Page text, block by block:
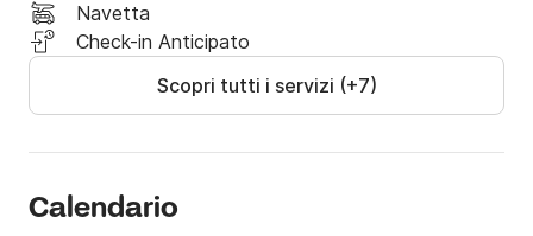
Navetta
Check-in Anticipato
Scopri tutti i servizi (+7)
Calendario